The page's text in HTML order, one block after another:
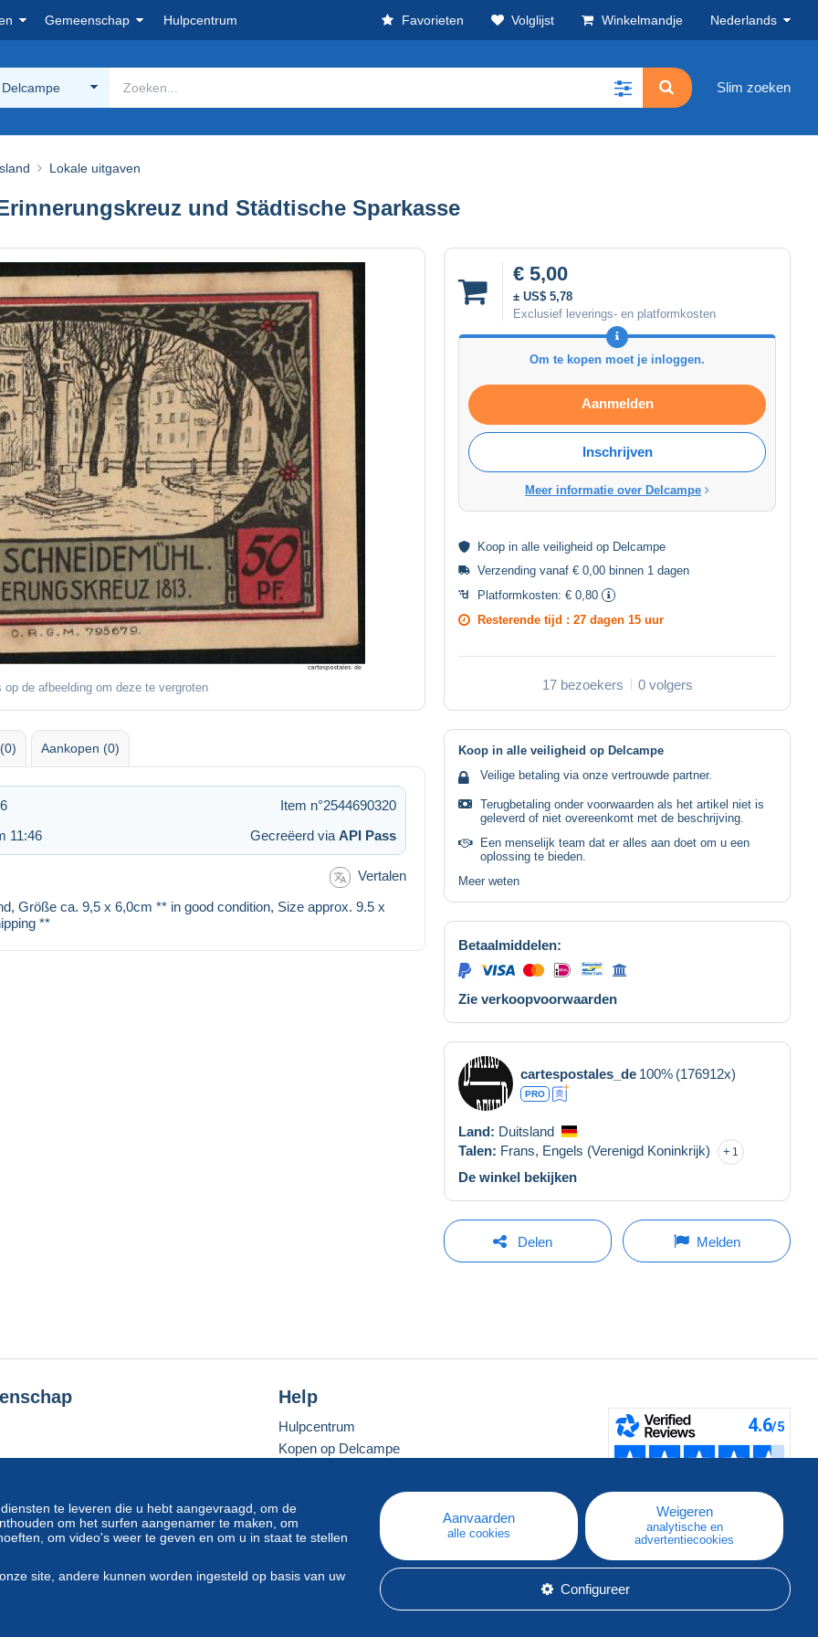
Gemeenschap Hulpcentrum Favorieten Volglijst Winkelmandje Nederlands
Slim zoeken
Lokale uitgaven
und Städtische Sparkasse
de afbeelding om deze te vergroten
€ 5,00
± US$ 5,78
Exclusief leverings- en platformkosten
Om te kopen moet je inloggen.
Aanmelden
Inschrijven
Meer informatie over Delcampe
Koop in alle veiligheid op Delcampe
Verzending vanaf € 0,00 binnen 1 dagen
Platformkosten: € 0,80
Resterende tijd : 27 dagen 15 uur
17 bezoekers 0 volgers
Aankopen (0)
Item n°2544690320
11:46
Gecreëerd via API Pass
Vertalen
Größe ca. 9,5 x 6,0cm ** in good condition, Size approx. 9.5 x
**
Koop in alle veiligheid op Delcampe
Veilige betaling via onze vertrouwde partner.
Terugbetaling onder voorwaarden als het artikel niet is
geleverd of niet overeenkomt met de beschrijving.
Een menselijk team dat er alles aan doet om u een
oplossing te bieden.
Meer weten
Betaalmiddelen:
Zie verkoopvoorwaarden
cartespostales_de 100% (176912x)
PRO
Land: Duitsland
Talen: Frans, Engels (Verenigd Koninkrijk) 1
De winkel bekijken
Delen Melden
te leveren die u hebt aangevraagd, om de
om het surfen aangenamer te maken, om
om video's weer te geven en om u in staat te stellen
site, andere kunnen worden ingesteld op basis van uw
Aanvaarden
alle cookies
Weigeren
analytische en
advertentiecookies
Configureer
Help
Hulpcentrum
Kopen op Delcampe
Een beveiligde website